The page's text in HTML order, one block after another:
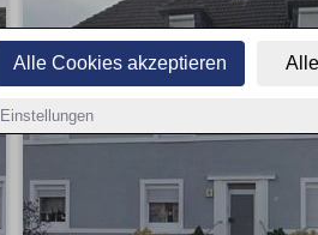
Alle Cookies akzeptieren
Einstellungen